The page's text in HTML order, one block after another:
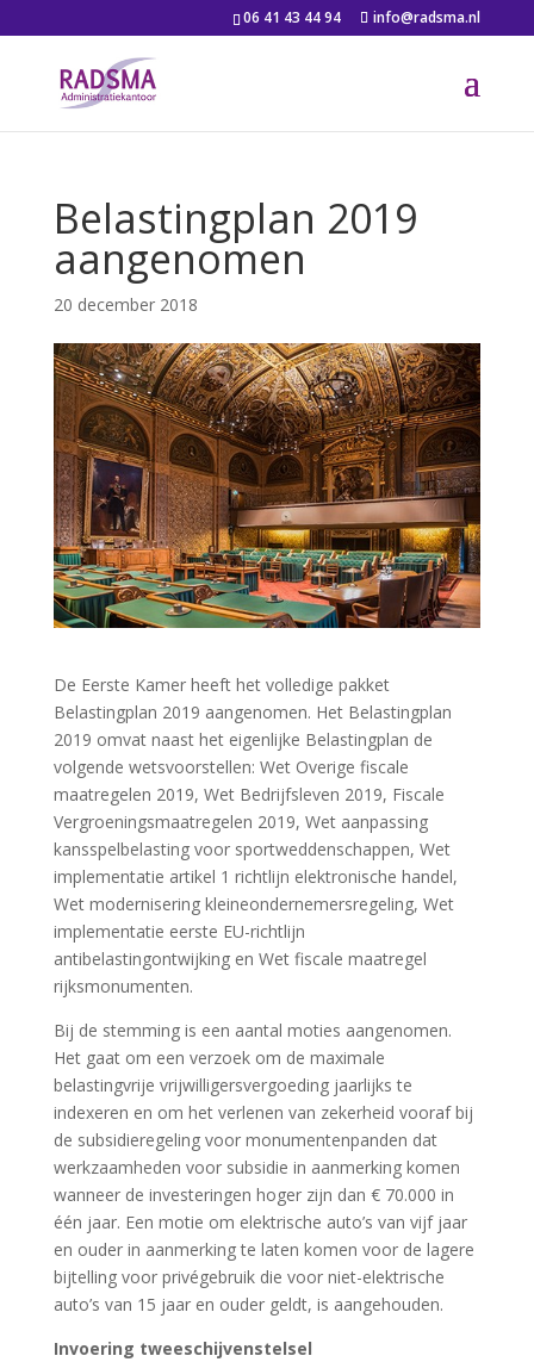
06 41 43 44 94 info@radsma.nl
Belastingplan 2019
aangenomen
20 december 2018
De Eerste Kamer heeft het volledige pakket
Belastingplan 2019 aangenomen. Het Belastingplan
2019 omvat naast het eigenlijke Belastingplan de
volgende wetsvoorstellen: Wet Overige fiscale
maatregelen 2019, Wet Bedrijfsleven 2019, Fiscale
Vergroeningsmaatregelen 2019, Wet aanpassing
kansspelbelasting voor sportweddenschappen, Wet
implementatie artikel 1 richtlijn elektronische handel,
Wet modernisering kleineondernemersregeling, Wet
implementatie eerste EU-richtlijn
antibelastingontwijking en Wet fiscale maatregel
rijksmonumenten.
Bij de stemming is een aantal moties aangenomen.
Het gaat om een verzoek om de maximale
belastingvrije vrijwilligersvergoeding jaarlijks te
indexeren en om het verlenen van zekerheid vooraf bij
de subsidieregeling voor monumentenpanden dat
werkzaamheden voor subsidie in aanmerking komen
wanneer de investeringen hoger zijn dan € 70.000 in
één jaar. Een motie om elektrische auto’s van vijf jaar
en ouder in aanmerking te laten komen voor de lagere
bijtelling voor privégebruik die voor niet-elektrische
auto’s van 15 jaar en ouder geldt, is aangehouden.
Invoering tweeschijvenstelsel